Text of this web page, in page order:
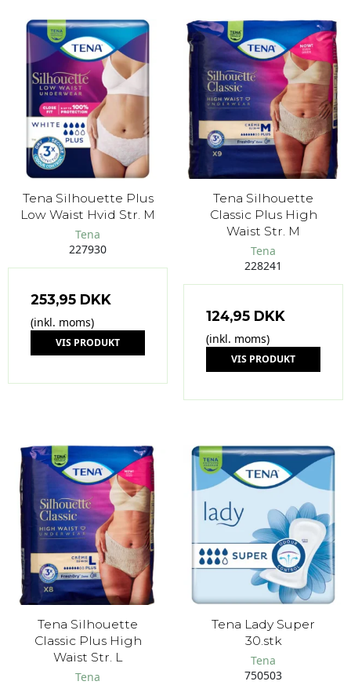
Tena Silhouette Plus
Low Waist Hvid Str. M
Tena
227930
253,95 DKK
(inkl. moms)
VIS PRODUKT
Tena Silhouette
Classic Plus High
Waist Str. M
Tena
228241
124,95 DKK
(inkl. moms)
VIS PRODUKT
Tena Silhouette
Classic Plus High
Waist Str. L
Tena
Tena Lady Super
30.stk
Tena
750503